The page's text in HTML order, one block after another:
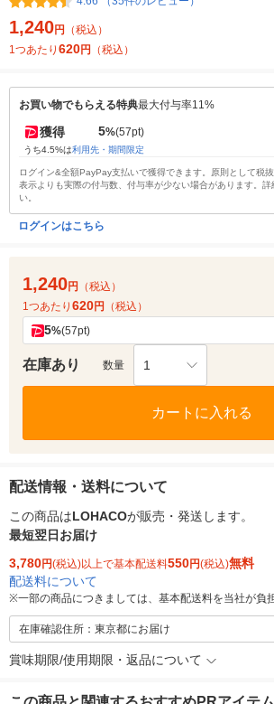
1,240円
（税込）
1つあたり 620円 （税込）
お買い物でもらえる特典最大付与率11%
獲得 5%(57pt)
うち4.5%は利用先・期間限定
ログイン&全額PayPay支払いで獲得できます。原則として税
表示よりも実際の付与数、付与率が少ない場合があります。詳
い。
ログインはこちら
1,240円
（税込）
1つあたり 620円 （税込）
5%(57pt)
在庫あり 数量 1
カートに入れる
配送情報・送料について
この商品はLOHACOが販売・発送します。
最短翌日お届け
3,780円(税込)以上で基本配送料550円(税込)無料
配送料について
※一部の商品につきましては、基本配送料を当社が負
在庫確認住所：東京都にお届け
賞味期限/使用期限・返品について